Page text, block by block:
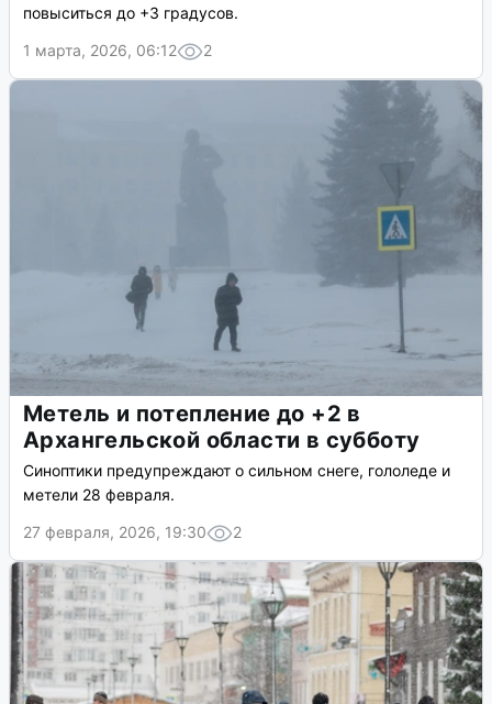
повыситься до +3 градусов.
1 марта, 2026, 06:12
2
Метель и потепление до +2 в
Архангельской области в субботу
Синоптики предупреждают о сильном снеге, гололеде и
метели 28 февраля.
27 февраля, 2026, 19:30
2